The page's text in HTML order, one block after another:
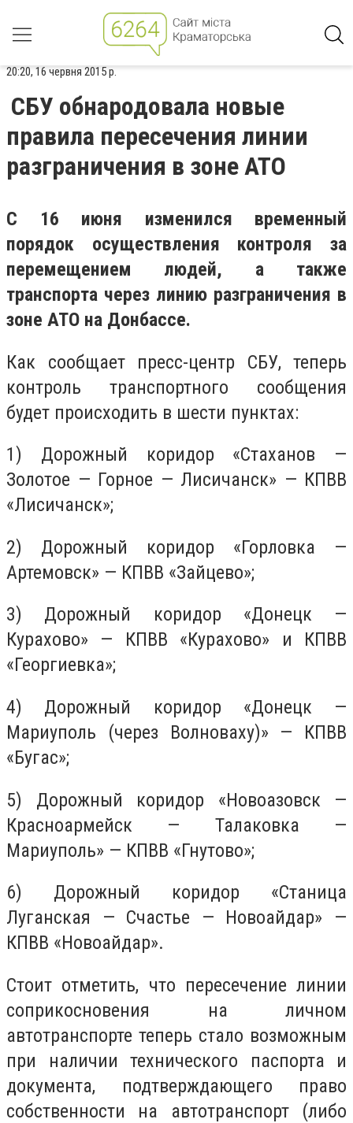
20:20, 16 червня 2015 р.
СБУ обнародовала новые
правила пересечения линии
разграничения в зоне АТО
С 16 июня изменился временный
порядок осуществления контроля за
перемещением людей, а также
транспорта через линию разграничения в
зоне АТО на Донбассе.
Как сообщает пресс-центр СБУ, теперь
контроль транспортного сообщения
будет происходить в шести пунктах:
1) Дорожный коридор «Стаханов —
Золотое — Горное — Лисичанск» — КПВВ
«Лисичанск»;
2) Дорожный коридор «Горловка —
Артемовск» — КПВВ «Зайцево»;
3) Дорожный коридор «Донецк —
Курахово» — КПВВ «Курахово» и КПВВ
«Георгиевка»;
4) Дорожный коридор «Донецк —
Мариуполь (через Волноваху)» — КПВВ
«Бугас»;
5) Дорожный коридор «Новоазовск —
Красноармейск — Талаковка —
Мариуполь» — КПВВ «Гнутово»;
6) Дорожный коридор «Станица
Луганская — Счастье — Новоайдар» —
КПВВ «Новоайдар».
Стоит отметить, что пересечение линии
соприкосновения на личном
автотранспорте теперь стало возможным
при наличии технического паспорта и
документа, подтверждающего право
собственности на автотранспорт (либо